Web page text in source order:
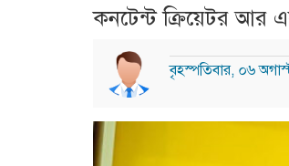
কনটেন্ট ক্রিয়েটর আর
বৃহস্পতিবার, ০৬